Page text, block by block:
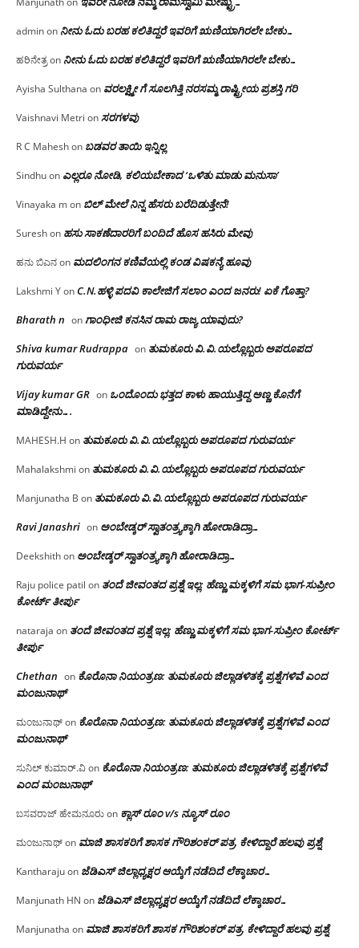
adminon ನೀನು ಓದು ಬರಹ ಕಲಿತಿದ್ದರೆ ಇವರಿಗೆ ಋಣಿಯಾಗಿರಲೇ ಬೇಕು…
ಹರಿನೇತ್ರon ನೀನು ಓದು ಬರಹ ಕಲಿತಿದ್ದರೆ ಇವರಿಗೆ ಋಣಿಯಾಗಿರಲೇ ಬೇಕು…
Ayisha Sulthana on ವರಲಕ್ಷ್ಮೀ ಗೆ ಸೂಲಗಿತ್ತಿ ನರಸಮ್ಮ‌ ರಾಷ್ಟ್ರೀಯ ಪ್ರಶಸ್ತಿ ಗರಿ
Vaishnavi Metri onಸರಗಳವು
R C Maheshon ಬಡವರ ತಾಯಿ ಇನ್ನಿಲ್ಲ
Sindhuon ಎಲ್ಲರೂ ನೋಡಿ, ಕಲಿಯಬೇಕಾದ ‘ಒಳಿತು ಮಾಡು ಮನುಸಾ’
Vinayaka mon ಬಿಲ್ ಮೇಲೆ ನಿನ್ನ ಹೆಸರು ಬರೆದಿಡುತ್ತೇನೆ!
Sureshon ಹಸು ಸಾಕಣೆದಾರರಿಗೆ ಬಂದಿದೆ ಹೊಸ ಹಸಿರು ಮೇವು
ಹನು ಬಿಎನon ಮದಲಿಂಗನ ಕಣಿವೆಯಲ್ಲಿ ಕಂಡ ವಿಷಕನ್ಯೆ ಹೂವು
Lakshmi YonC.N.ಹಳ್ಳಿ ಪದವಿ ಕಾಲೇಜಿಗೆ ಸಲಾಂ‌ ಎಂದ ಜನರು! ಏಕೆ ಗೊತ್ತಾ?
Bharath n onಗಾಂಧೀಜಿ ಕನಸಿನ ರಾಮ ರಾಜ್ಯ ಯಾವುದು?
Shiva kumar Rudrappa on ತುಮಕೂರು‌ ವಿ.ವಿ.ಯಲ್ಲೊಬ್ಬರು ಅಪರೂಪದ
ಗುರುವರ್ಯ
Vijay kumar GR on ಒಂದೊಂದು ಭತ್ತದ ಕಾಳು ಹಾಯುತ್ತಿದ್ದ ಅಣ್ಣ ಕೊನೆಗೆ
ಮಾಡಿದ್ದೇನು….
MAHESH.H on ತುಮಕೂರು‌ ವಿ.ವಿ.ಯಲ್ಲೊಬ್ಬರು ಅಪರೂಪದ ಗುರುವರ್ಯ
Mahalakshmi on ತುಮಕೂರು‌ ವಿ.ವಿ.ಯಲ್ಲೊಬ್ಬರು ಅಪರೂಪದ ಗುರುವರ್ಯ
Manjunatha B on ತುಮಕೂರು‌ ವಿ.ವಿ.ಯಲ್ಲೊಬ್ಬರು ಅಪರೂಪದ ಗುರುವರ್ಯ
Ravi Janashri on ಅಂಬೇಡ್ಕರ್ ಸ್ವಾತಂತ್ರ್ಯಕ್ಕಾಗಿ ಹೋರಾಡಿದ್ರಾ…
Deekshithon ಅಂಬೇಡ್ಕರ್ ಸ್ವಾತಂತ್ರ್ಯಕ್ಕಾಗಿ ಹೋರಾಡಿದ್ರಾ…
Raju police patil on ತಂದೆ ಜೀವಂತದ ಪ್ರಶ್ನೆ ಇಲ್ಲ: ಹೆಣ್ಣು ಮಕ್ಕಳಿಗೆ ಸಮ ಭಾಗ-ಸುಪ್ರೀಂ
ಕೋರ್ಟ್ ತೀರ್ಪು
nataraja on ತಂದೆ ಜೀವಂತದ ಪ್ರಶ್ನೆ ಇಲ್ಲ: ಹೆಣ್ಣು ಮಕ್ಕಳಿಗೆ ಸಮ ಭಾಗ-ಸುಪ್ರೀಂ ಕೋರ್ಟ್
ತೀರ್ಪು
Chethan on ಕೊರೊನಾ ನಿಯಂತ್ರಣ: ತುಮಕೂರು ಜಿಲ್ಲಾಡಳಿತಕ್ಕೆ ಪ್ರಶ್ನೆಗಳಿವೆ ಎಂದ
ಮಂಜು‌ನಾಥ್
ಮಂಜುನಾಥ್on ಕೊರೊನಾ ನಿಯಂತ್ರಣ: ತುಮಕೂರು ಜಿಲ್ಲಾಡಳಿತಕ್ಕೆ ಪ್ರಶ್ನೆಗಳಿವೆ ಎಂದ
ಮಂಜು‌ನಾಥ್
ಸುನಿಲ್ ಕುಮಾರ್.ವಿon ಕೊರೊನಾ ನಿಯಂತ್ರಣ: ತುಮಕೂರು ಜಿಲ್ಲಾಡಳಿತಕ್ಕೆ ಪ್ರಶ್ನೆಗಳಿವೆ
ಎಂದ ಮಂಜು‌ನಾಥ್
ಬಸವರಾಜ್ ಹೇಮನೂರುon ಕ್ಲಾಸ್ ರೂಂ v/s ನ್ಯೂಸ್ ರೂಂ
ಮಂಜುನಾಥ್on ಮಾಜಿ ಶಾಸಕರಿಗೆ ಶಾಸಕ ಗೌರಿಶಂಕರ್ ಪತ್ರ, ಕೇಳಿದ್ದಾರೆ ಹಲವು ಪ್ರಶ್ನೆ
Kantharajuon ಜೆಡಿಎಸ್ ಜಿಲ್ಲಾಧ್ಯಕ್ಷರ ಆಯ್ಕೆಗೆ ನಡೆದಿದೆ ಲೆಕ್ಕಾಚಾರ…
Manjunath HN on ಜೆಡಿಎಸ್ ಜಿಲ್ಲಾಧ್ಯಕ್ಷರ ಆಯ್ಕೆಗೆ ನಡೆದಿದೆ ಲೆಕ್ಕಾಚಾರ…
Manjunatha on ಮಾಜಿ ಶಾಸಕರಿಗೆ ಶಾಸಕ ಗೌರಿಶಂಕರ್ ಪತ್ರ, ಕೇಳಿದ್ದಾರೆ ಹಲವು ಪ್ರಶ್ನೆ